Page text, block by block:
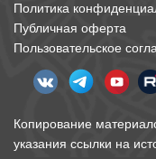
Политика
Публичная оферта
Пользовательское
Копирование
указания ссылки на
Нагрудники
Перчатки для
Топорики-томагавки